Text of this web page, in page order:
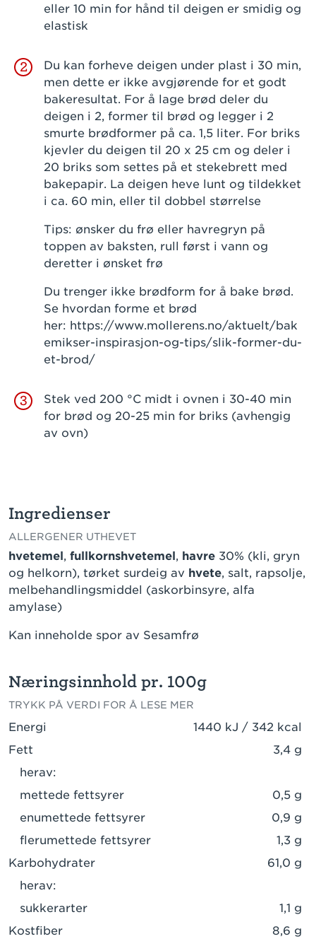
eller 10 min for hånd til deigen er smidig og
elastisk
2
Du kan forheve deigen under plast i 30 min,
men dette er ikke avgjørende for et godt
bakeresultat. For å lage brød deler du
deigen i 2, former til brød og legger i 2
smurte brødformer på ca. 1,5 liter. For briks
kjevler du deigen til 20 x 25 cm og deler i
20 briks som settes på et stekebrett med
bakepapir. La deigen heve lunt og tildekket
i ca. 60 min, eller til dobbel størrelse
Tips: ønsker du frø eller havregryn på
toppen av baksten, rull først i vann og
deretter i ønsket frø
Du trenger ikke brødform for å bake brød.
Se hvordan forme et brød
her: https://www.mollerens.no/aktuelt/bak
emikser-inspirasjon-og-tips/slik-former-du-
et-brod/
3
Stek ved 200 °C midt i ovnen i 30-40 min
for brød og 20-25 min for briks (avhengig
av ovn)
Ingredienser
ALLERGENER UTHEVET
hvetemel , fullkornshvetemel , havre 30% (kli, gryn
og helkorn), tørket surdeig av hvete, salt, rapsolje,
melbehandlingsmiddel (askorbinsyre, alfa
amylase)
Kan inneholde spor av Sesamfrø
Næringsinnhold pr. 100g
TRYKK PÅ VERDI FOR Å LESE MER
Energi
1440 kJ / 342 kcal
Fett
3,4 g
herav:
mettede fettsyrer
0,5 g
enumettede fettsyrer
0,9 g
flerumettede fettsyrer
1,3 g
Karbohydrater
61,0 g
herav:
sukkerarter
1,1 g
Kostfiber
8,6 g